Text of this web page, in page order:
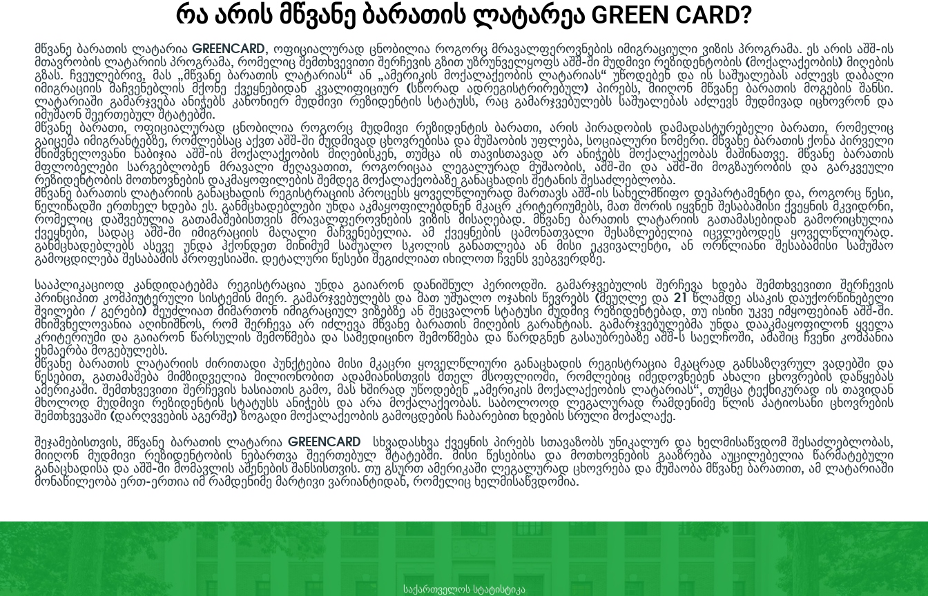
ᲠᲐ ᲐᲠᲘᲡ ᲛᲬᲕᲐᲜᲔ ᲑᲐᲠᲐᲗᲘᲡ ᲚᲐᲢᲐᲠᲔᲐ GREEN CARD?
ᲛᲬᲕᲐᲜᲔ ᲑᲐᲠᲐᲗᲘᲡ ᲚᲐᲢᲐᲠᲘᲐ GREENCARD, ᲝᲤᲘᲪᲘᲐᲚᲣᲠᲐᲓ ᲪᲜᲝᲑᲘᲚᲘᲐ ᲠᲝᲒᲝᲠᲪ ᲛᲠᲐᲕᲐᲚᲤᲔᲠᲝᲕᲜᲔᲑᲘᲡ ᲘᲛᲘᲒᲠᲐᲪᲘᲣᲚᲘ ᲕᲘᲖᲘᲡ ᲞᲠᲝᲒᲠᲐᲛᲐ. ᲔᲡ ᲐᲠᲘᲡ ᲐᲨᲨ-ᲘᲡ
ᲛᲗᲐᲕᲠᲝᲑᲘᲡ ᲚᲐᲢᲐᲠᲘᲘᲡ ᲞᲠᲝᲒᲠᲐᲛᲐ, ᲠᲝᲛᲔᲚᲘᲪ ᲨᲔᲛᲗᲮᲕᲔᲕᲘᲗᲘ ᲨᲔᲠᲩᲔᲕᲘᲡ ᲒᲖᲘᲗ ᲣᲖᲠᲣᲜᲕᲔᲚᲧᲝᲤᲡ ᲐᲨᲨ-ᲨᲘ ᲛᲣᲓᲛᲘᲕᲘ ᲠᲔᲖᲘᲓᲔᲜᲢᲝᲑᲘᲡ (ᲛᲝᲥᲐᲚᲐᲥᲔᲝᲑᲘᲡ) ᲛᲘᲦᲔᲑᲘᲡ
ᲒᲖᲐᲡ. ᲩᲕᲔᲣᲚᲔᲑᲠᲘᲕ, ᲛᲐᲡ „ᲛᲬᲕᲐᲜᲔ ᲑᲐᲠᲐᲗᲘᲡ ᲚᲐᲢᲐᲠᲘᲐᲡ“ ᲐᲜ „ᲐᲛᲔᲠᲘᲙᲘᲡ ᲛᲝᲥᲐᲚᲐᲥᲔᲝᲑᲘᲡ ᲚᲐᲢᲐᲠᲘᲐᲡ“ ᲣᲬᲝᲓᲔᲑᲔᲜ ᲓᲐ ᲘᲡ ᲡᲐᲨᲣᲐᲚᲔᲑᲐᲡ ᲐᲫᲚᲔᲕᲡ ᲓᲐᲑᲐᲚᲘ
ᲘᲛᲘᲒᲠᲐᲪᲘᲘᲡ ᲛᲐᲩᲕᲔᲜᲔᲑᲚᲘᲡ ᲛᲥᲝᲜᲔ ᲥᲕᲔᲧᲜᲔᲑᲘᲓᲐᲜ ᲙᲕᲐᲚᲘᲤᲘᲪᲘᲣᲠ (ᲡᲬᲝᲠᲐᲓ ᲐᲓᲠᲔᲒᲘᲡᲢᲠᲘᲠᲔᲑᲣᲚ) ᲞᲘᲠᲔᲑᲡ, ᲛᲘᲘᲦᲝᲜ ᲛᲬᲕᲐᲜᲔ ᲑᲐᲠᲐᲗᲘᲡ ᲛᲝᲒᲔᲑᲘᲡ ᲨᲐᲜᲡᲘ.
ᲚᲐᲢᲐᲠᲘᲐᲨᲘ ᲒᲐᲛᲐᲠᲯᲕᲔᲑᲐ ᲐᲜᲘᲭᲔᲑᲡ ᲙᲐᲜᲝᲜᲘᲔᲠ ᲛᲣᲓᲛᲘᲕᲘ ᲠᲔᲖᲘᲓᲔᲜᲢᲘᲡ ᲡᲢᲐᲢᲣᲡᲡ, ᲠᲐᲪ ᲒᲐᲛᲐᲠᲯᲕᲔᲑᲣᲚᲔᲑᲡ ᲡᲐᲨᲣᲐᲚᲔᲑᲐᲡ ᲐᲫᲚᲔᲕᲡ ᲛᲣᲓᲛᲘᲕᲐᲓ ᲘᲪᲮᲝᲕᲠᲝᲜ ᲓᲐ
ᲘᲛᲣᲨᲐᲝᲜ ᲨᲔᲔᲠᲗᲔᲑᲣᲚ ᲨᲢᲐᲢᲔᲑᲨᲘ.
ᲛᲬᲕᲐᲜᲔ ᲑᲐᲠᲐᲗᲘ, ᲝᲤᲘᲪᲘᲐᲚᲣᲠᲐᲓ ᲪᲜᲝᲑᲘᲚᲘᲐ ᲠᲝᲒᲝᲠᲪ ᲛᲣᲓᲛᲘᲕᲘ ᲠᲔᲖᲘᲓᲔᲜᲢᲘᲡ ᲑᲐᲠᲐᲗᲘ, ᲐᲠᲘᲡ ᲞᲘᲠᲐᲓᲝᲑᲘᲡ ᲓᲐᲛᲐᲓᲐᲡᲢᲣᲠᲔᲑᲔᲚᲘ ᲑᲐᲠᲐᲗᲘ, ᲠᲝᲛᲔᲚᲘᲪ
ᲒᲐᲘᲪᲔᲛᲐ ᲘᲛᲘᲒᲠᲐᲜᲢᲔᲑᲖᲔ, ᲠᲝᲛᲚᲔᲑᲡᲐᲪ ᲐᲥᲕᲗ ᲐᲨᲨ-ᲨᲘ ᲛᲣᲓᲛᲘᲕᲐᲓ ᲪᲮᲝᲕᲠᲔᲑᲘᲡᲐ ᲓᲐ ᲛᲣᲨᲐᲝᲑᲘᲡ ᲣᲤᲚᲔᲑᲐ, ᲡᲝᲪᲘᲐᲚᲣᲠᲘ ᲜᲝᲛᲔᲠᲘ. ᲛᲬᲕᲐᲜᲔ ᲑᲐᲠᲐᲗᲘᲡ ᲥᲝᲜᲐ ᲞᲘᲠᲕᲔᲚᲘ
ᲛᲜᲘᲨᲕᲜᲔᲚᲝᲕᲐᲜᲘ ᲜᲐᲑᲘᲯᲘᲐ ᲐᲨᲨ-ᲘᲡ ᲛᲝᲥᲐᲚᲐᲥᲔᲝᲑᲘᲡ ᲛᲘᲦᲔᲑᲘᲡᲙᲔᲜ, ᲗᲣᲛᲪᲐ ᲘᲡ ᲗᲐᲕᲘᲡᲗᲐᲕᲐᲓ ᲐᲠ ᲐᲜᲘᲭᲔᲑᲡ ᲛᲝᲥᲐᲚᲐᲥᲔᲝᲑᲐᲡ ᲛᲐᲨᲘᲜᲐᲗᲕᲔ. ᲛᲬᲕᲐᲜᲔ ᲑᲐᲠᲐᲗᲘᲡ
ᲛᲤᲚᲝᲑᲔᲚᲔᲑᲘ ᲡᲐᲠᲒᲔᲑᲚᲝᲑᲔᲜ ᲛᲠᲐᲕᲐᲚᲘ ᲨᲔᲦᲐᲕᲐᲗᲘᲗ, ᲠᲝᲒᲝᲠᲘᲪᲐᲐ ᲚᲔᲒᲐᲚᲣᲠᲐᲓ ᲛᲣᲨᲐᲝᲑᲘᲡ, ᲐᲨᲨ-ᲨᲘ ᲓᲐ ᲐᲨᲨ-ᲨᲘ ᲛᲝᲒᲖᲐᲣᲠᲝᲑᲘᲡ ᲓᲐ ᲒᲐᲠᲙᲕᲔᲣᲚᲘ
ᲠᲔᲖᲘᲓᲔᲜᲢᲝᲑᲘᲡ ᲛᲝᲗᲮᲝᲕᲜᲔᲑᲘᲡ ᲓᲐᲙᲛᲐᲧᲝᲤᲘᲚᲔᲑᲘᲡ ᲨᲔᲛᲓᲔᲒ ᲛᲝᲥᲐᲚᲐᲥᲔᲝᲑᲐᲖᲔ ᲒᲐᲜᲐᲪᲮᲐᲓᲘᲡ ᲨᲔᲢᲐᲜᲘᲡ ᲨᲔᲡᲐᲫᲚᲔᲑᲚᲝᲑᲐ.
ᲛᲬᲕᲐᲜᲔ ᲑᲐᲠᲐᲗᲘᲡ ᲚᲐᲢᲐᲠᲘᲘᲡ ᲒᲐᲜᲐᲪᲮᲐᲓᲘᲡ ᲠᲔᲒᲘᲡᲢᲠᲐᲪᲘᲘᲡ ᲞᲠᲝᲪᲔᲡᲡ ᲧᲝᲕᲔᲚᲬᲚᲘᲣᲠᲐᲓ ᲛᲐᲠᲗᲐᲕᲡ ᲐᲨᲨ-ᲘᲡ ᲡᲐᲮᲔᲚᲛᲬᲘᲤᲝ ᲓᲔᲞᲐᲠᲢᲐᲛᲔᲜᲢᲘ ᲓᲐ, ᲠᲝᲒᲝᲠᲪ ᲬᲔᲡᲘ,
ᲬᲔᲚᲘᲬᲐᲓᲨᲘ ᲔᲠᲗᲮᲔᲚ ᲮᲓᲔᲑᲐ ᲔᲡ. ᲒᲐᲜᲛᲪᲮᲐᲓᲔᲑᲚᲔᲑᲘ ᲣᲜᲓᲐ ᲐᲙᲛᲐᲧᲝᲤᲘᲚᲔᲑᲓᲜᲔᲜ ᲛᲙᲐᲪᲠ ᲙᲠᲘᲢᲔᲠᲘᲣᲛᲔᲑᲡ, ᲛᲐᲗ ᲨᲝᲠᲘᲡ ᲘᲧᲕᲜᲔᲜ ᲨᲔᲡᲐᲑᲐᲛᲘᲡᲘ ᲥᲕᲔᲧᲜᲘᲡ ᲛᲙᲕᲘᲓᲠᲜᲘ,
ᲠᲝᲛᲔᲚᲘᲪ ᲓᲐᲨᲕᲔᲑᲣᲚᲘᲐ ᲒᲐᲗᲐᲛᲐᲨᲔᲑᲘᲡᲗᲕᲘᲡ ᲛᲠᲐᲕᲐᲚᲤᲔᲠᲝᲕᲜᲔᲑᲘᲡ ᲕᲘᲖᲘᲡ ᲛᲘᲡᲐᲦᲔᲑᲐᲓ. ᲛᲬᲕᲐᲜᲔ ᲑᲐᲠᲐᲗᲘᲡ ᲚᲐᲢᲐᲠᲘᲘᲡ ᲒᲐᲗᲐᲛᲐᲡᲔᲑᲘᲓᲐᲜ ᲒᲐᲛᲝᲠᲘᲪᲮᲣᲚᲘᲐ
ᲥᲕᲔᲧᲜᲔᲑᲘ, ᲡᲐᲓᲐᲪ ᲐᲨᲨ-ᲨᲘ ᲘᲛᲘᲒᲠᲐᲪᲘᲘᲡ ᲛᲐᲦᲐᲚᲘ ᲛᲐᲩᲕᲔᲜᲔᲑᲔᲚᲘᲐ. ᲐᲛ ᲥᲕᲔᲧᲜᲔᲑᲘᲡ ᲪᲐᲛᲝᲜᲐᲗᲕᲐᲚᲘ ᲨᲔᲡᲐᲖᲚᲔᲑᲔᲚᲘᲐ ᲘᲪᲕᲚᲔᲑᲝᲓᲔᲡ ᲧᲝᲕᲔᲚᲬᲚᲘᲣᲠᲐᲓ.
ᲒᲐᲜᲛᲪᲮᲐᲓᲔᲑᲚᲔᲑᲡ ᲐᲡᲔᲕᲔ ᲣᲜᲓᲐ ᲰᲥᲝᲜᲓᲔᲗ ᲛᲘᲜᲘᲛᲣᲛ ᲡᲐᲨᲣᲐᲚᲝ ᲡᲙᲝᲚᲘᲡ ᲒᲐᲜᲐᲗᲚᲔᲑᲐ ᲐᲜ ᲛᲘᲡᲘ ᲔᲙᲕᲘᲕᲐᲚᲔᲜᲢᲘ, ᲐᲜ ᲝᲠᲬᲚᲘᲐᲜᲘ ᲨᲔᲡᲐᲑᲐᲛᲘᲡᲘ ᲡᲐᲛᲣᲨᲐᲝ
ᲒᲐᲛᲝᲪᲓᲘᲚᲔᲑᲐ ᲨᲔᲡᲐᲑᲐᲛᲘᲡ ᲞᲠᲝᲤᲔᲡᲘᲐᲨᲘ. ᲓᲔᲢᲐᲚᲣᲠᲘ ᲬᲔᲡᲔᲑᲘ ᲨᲔᲒᲘᲫᲚᲘᲐᲗ ᲘᲮᲘᲚᲝᲗ ᲩᲕᲔᲜᲡ ᲕᲔᲑᲒᲕᲔᲠᲓᲖᲔ.
ᲡᲐᲐᲞᲚᲘᲙᲐᲪᲘᲝᲓ ᲙᲐᲜᲓᲘᲓᲐᲢᲔᲑᲛᲐ ᲠᲔᲒᲘᲡᲢᲠᲐᲪᲘᲐ ᲣᲜᲓᲐ ᲒᲐᲘᲐᲠᲝᲜ ᲓᲐᲜᲘᲨᲜᲣᲚ ᲞᲔᲠᲘᲝᲓᲨᲘ. ᲒᲐᲛᲐᲠᲯᲕᲔᲑᲣᲚᲘᲡ ᲨᲔᲠᲩᲔᲕᲐ ᲮᲓᲔᲑᲐ ᲨᲔᲛᲗᲮᲕᲔᲕᲘᲗᲘ ᲨᲔᲠᲩᲔᲕᲘᲡ
ᲞᲠᲘᲜᲪᲘᲞᲘᲗ ᲙᲝᲛᲞᲘᲣᲢᲔᲠᲣᲚᲘ ᲡᲘᲡᲢᲔᲛᲘᲡ ᲛᲘᲔᲠ. ᲒᲐᲛᲐᲠᲯᲕᲔᲑᲣᲚᲔᲑᲡ ᲓᲐ ᲛᲐᲗ ᲣᲨᲣᲐᲚᲝ ᲝᲯᲐᲮᲘᲡ ᲬᲔᲕᲠᲔᲑᲡ (ᲛᲔᲣᲦᲚᲔ ᲓᲐ 21 ᲬᲚᲐᲛᲓᲔ ᲐᲡᲐᲙᲘᲡ ᲓᲐᲣᲥᲝᲠᲬᲘᲜᲔᲑᲔᲚᲘ
ᲨᲕᲘᲚᲔᲑᲘ / ᲒᲔᲠᲔᲑᲘ) ᲨᲔᲣᲫᲚᲘᲐᲗ ᲛᲘᲛᲐᲠᲗᲝᲜ ᲘᲛᲘᲒᲠᲐᲪᲘᲣᲚ ᲕᲘᲖᲔᲑᲖᲔ ᲐᲜ ᲨᲔᲪᲕᲐᲚᲝᲜ ᲡᲢᲐᲢᲣᲡᲘ ᲛᲣᲓᲛᲘᲕ ᲠᲔᲖᲘᲓᲔᲜᲢᲔᲑᲐᲓ, ᲗᲣ ᲘᲡᲘᲜᲘ ᲣᲙᲕᲔ ᲘᲛᲧᲝᲤᲔᲑᲘᲐᲜ ᲐᲨᲨ-ᲨᲘ.
ᲛᲜᲘᲨᲕᲜᲔᲚᲝᲕᲐᲜᲘᲐ ᲐᲦᲘᲜᲘᲨᲜᲝᲡ, ᲠᲝᲛ ᲨᲔᲠᲩᲔᲕᲐ ᲐᲠ ᲘᲫᲚᲔᲕᲐ ᲛᲬᲕᲐᲜᲔ ᲑᲐᲠᲐᲗᲘᲡ ᲛᲘᲦᲔᲑᲘᲡ ᲒᲐᲠᲐᲜᲢᲘᲐᲡ. ᲒᲐᲛᲐᲠᲯᲕᲔᲑᲣᲚᲔᲑᲛᲐ ᲣᲜᲓᲐ ᲓᲐᲐᲙᲛᲐᲧᲝᲤᲘᲚᲝᲜ ᲧᲕᲔᲚᲐ
ᲙᲠᲘᲢᲔᲠᲘᲣᲛᲘ ᲓᲐ ᲒᲐᲘᲐᲠᲝᲜ ᲬᲐᲠᲡᲣᲚᲘᲡ ᲨᲔᲛᲝᲬᲛᲔᲑᲐ ᲓᲐ ᲡᲐᲛᲔᲓᲘᲪᲘᲜᲝ ᲨᲔᲛᲝᲬᲛᲔᲑᲐ ᲓᲐ ᲬᲐᲠᲓᲒᲜᲔᲜ ᲒᲐᲡᲐᲣᲑᲠᲔᲑᲐᲖᲔ ᲐᲨᲨ-Ს ᲡᲐᲔᲚᲩᲝᲨᲘ, ᲐᲛᲐᲨᲘᲪ ᲩᲕᲔᲜᲘ ᲙᲝᲛᲞᲐᲜᲘᲐ
ᲔᲮᲛᲐᲔᲠᲑᲐ ᲛᲝᲒᲔᲑᲣᲚᲔᲑᲡ.
ᲛᲬᲕᲐᲜᲔ ᲑᲐᲠᲐᲗᲘᲡ ᲚᲐᲢᲐᲠᲘᲘᲡ ᲫᲘᲠᲘᲗᲐᲓᲘ ᲞᲣᲜᲥᲢᲔᲑᲘᲐ ᲛᲘᲡᲘ ᲛᲙᲐᲪᲠᲘ ᲧᲝᲕᲔᲚᲬᲚᲘᲣᲠᲘ ᲒᲐᲜᲐᲪᲮᲐᲓᲘᲡ ᲠᲔᲒᲘᲡᲢᲠᲐᲪᲘᲐ ᲛᲙᲐᲪᲠᲐᲓ ᲒᲐᲜᲡᲐᲖᲦᲕᲠᲣᲚ ᲕᲐᲓᲔᲑᲨᲘ ᲓᲐ
ᲬᲔᲡᲔᲑᲘᲗ, ᲒᲐᲗᲐᲛᲐᲨᲔᲑᲐ ᲛᲘᲛᲖᲘᲓᲕᲔᲚᲘᲐ ᲛᲘᲚᲘᲝᲜᲝᲑᲘᲗ ᲐᲓᲐᲛᲘᲐᲜᲘᲡᲗᲕᲘᲡ ᲛᲗᲔᲚ ᲛᲡᲝᲤᲚᲘᲝᲨᲘ, ᲠᲝᲛᲚᲔᲑᲘᲪ ᲘᲛᲔᲓᲝᲕᲜᲔᲑᲔᲜ ᲐᲮᲐᲚᲘ ᲪᲮᲝᲕᲠᲔᲑᲘᲡ ᲓᲐᲬᲧᲔᲑᲐᲡ
ᲐᲛᲔᲠᲘᲙᲐᲨᲘ. ᲨᲔᲛᲗᲮᲕᲔᲕᲘᲗᲘ ᲨᲔᲠᲩᲔᲕᲘᲡ ᲮᲐᲡᲘᲐᲗᲘᲡ ᲒᲐᲛᲝ, ᲛᲐᲡ ᲮᲨᲘᲠᲐᲓ ᲣᲬᲝᲓᲔᲑᲔᲜ „ᲐᲛᲔᲠᲘᲙᲘᲡ ᲛᲝᲥᲐᲚᲐᲥᲔᲝᲑᲘᲡ ᲚᲐᲢᲐᲠᲘᲐᲡ“, ᲗᲣᲛᲪᲐ ᲢᲔᲥᲜᲘᲙᲣᲠᲐᲓ ᲘᲡ ᲗᲐᲕᲘᲓᲐᲜ
ᲛᲮᲝᲚᲝᲓ ᲛᲣᲓᲛᲘᲕᲘ ᲠᲔᲖᲘᲓᲔᲜᲢᲘᲡ ᲡᲢᲐᲢᲣᲡᲡ ᲐᲜᲘᲭᲔᲑᲡ ᲓᲐ ᲐᲠᲐ ᲛᲝᲥᲐᲚᲐᲥᲔᲝᲑᲐᲡ. ᲡᲐᲑᲝᲚᲝᲝᲓ ᲚᲔᲒᲐᲚᲣᲠᲐᲓ ᲠᲐᲛᲓᲔᲜᲘᲛᲔ ᲬᲚᲘᲡ ᲞᲐᲢᲘᲝᲡᲐᲜᲘ ᲪᲮᲝᲕᲠᲔᲑᲘᲡ
ᲨᲔᲛᲗᲮᲕᲔᲕᲐᲨᲘ (ᲓᲐᲠᲦᲕᲕᲔᲑᲘᲡ ᲐᲒᲔᲠᲨᲔ) ᲖᲝᲒᲐᲓᲘ ᲛᲝᲥᲐᲚᲐᲥᲔᲝᲑᲘᲡ ᲒᲐᲛᲝᲪᲓᲔᲑᲘᲡ ᲩᲐᲑᲐᲠᲔᲑᲘᲗ ᲮᲓᲔᲑᲘᲡ ᲡᲠᲣᲚᲘ ᲛᲝᲥᲐᲚᲐᲥᲔ.
ᲨᲔᲯᲐᲛᲔᲑᲘᲡᲗᲕᲘᲡ, ᲛᲬᲕᲐᲜᲔ ᲑᲐᲠᲐᲗᲘᲡ ᲚᲐᲢᲐᲠᲘᲐ GREENCARD ᲡᲮᲕᲐᲓᲐᲡᲮᲕᲐ ᲥᲕᲔᲧᲜᲘᲡ ᲞᲘᲠᲔᲑᲡ ᲡᲗᲐᲕᲐᲖᲝᲑᲡ ᲣᲜᲘᲙᲐᲚᲣᲠ ᲓᲐ ᲮᲔᲚᲛᲘᲡᲐᲬᲕᲓᲝᲛ ᲨᲔᲡᲐᲫᲚᲔᲑᲚᲝᲑᲐᲡ,
ᲛᲘᲘᲦᲝᲜ ᲛᲣᲓᲛᲘᲕᲘ ᲠᲔᲖᲘᲓᲔᲜᲢᲝᲑᲘᲡ ᲜᲔᲑᲐᲠᲗᲕᲐ ᲨᲔᲔᲠᲗᲔᲑᲣᲚ ᲨᲢᲐᲢᲔᲑᲨᲘ. ᲛᲘᲡᲘ ᲬᲔᲡᲔᲑᲘᲡᲐ ᲓᲐ ᲛᲝᲗᲮᲝᲕᲜᲔᲑᲘᲡ ᲒᲐᲐᲖᲠᲔᲑᲐ ᲐᲣᲪᲘᲚᲔᲑᲔᲚᲘᲐ ᲬᲐᲠᲛᲐᲢᲔᲑᲣᲚᲘ
ᲒᲐᲜᲐᲪᲮᲐᲓᲘᲡᲐ ᲓᲐ ᲐᲨᲨ-ᲨᲘ ᲛᲝᲛᲐᲕᲚᲘᲡ ᲐᲨᲔᲜᲔᲑᲘᲡ ᲨᲐᲜᲡᲘᲡᲗᲕᲘᲡ. ᲗᲣ ᲒᲡᲣᲠᲗ ᲐᲛᲔᲠᲘᲙᲐᲨᲘ ᲚᲔᲒᲐᲚᲣᲠᲐᲓ ᲪᲮᲝᲕᲠᲔᲑᲐ ᲓᲐ ᲛᲣᲨᲐᲝᲑᲐ ᲛᲬᲕᲐᲜᲔ ᲑᲐᲠᲐᲗᲘᲗ, ᲐᲛ ᲚᲐᲢᲐᲠᲘᲐᲨᲘ
ᲛᲝᲜᲐᲬᲘᲚᲔᲝᲑᲐ ᲔᲠᲗ-ᲔᲠᲗᲘᲐ ᲘᲛ ᲠᲐᲛᲓᲔᲜᲘᲛᲔ ᲛᲐᲠᲢᲘᲕᲘ ᲕᲐᲠᲘᲐᲜᲢᲘᲓᲐᲜ, ᲠᲝᲛᲔᲚᲘᲪ ᲮᲔᲚᲛᲘᲡᲐᲬᲕᲓᲝᲛᲘᲐ.
ᲡᲐᲥᲐᲠᲗᲕᲔᲚᲝᲡ ᲡᲢᲐᲢᲘᲡᲢᲘᲙᲐ